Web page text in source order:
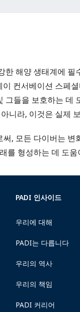
한 해양 생태계에
이 컨서베이션 스페
그들을 보호하는 데
니라, 이것은 실제
, 모든 다이버는
를 형성하는 데 도
PADI 인사이드
우리에 대해
PADI는 다릅니다
우리의 역사
우리의 책임
PADI 커리어